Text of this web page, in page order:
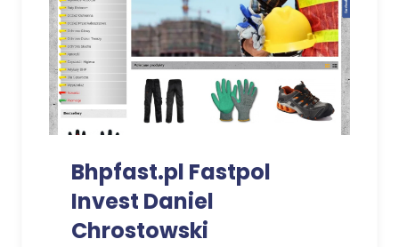
Bhpfast.pl Fastpol
Invest Daniel
Chrostowski